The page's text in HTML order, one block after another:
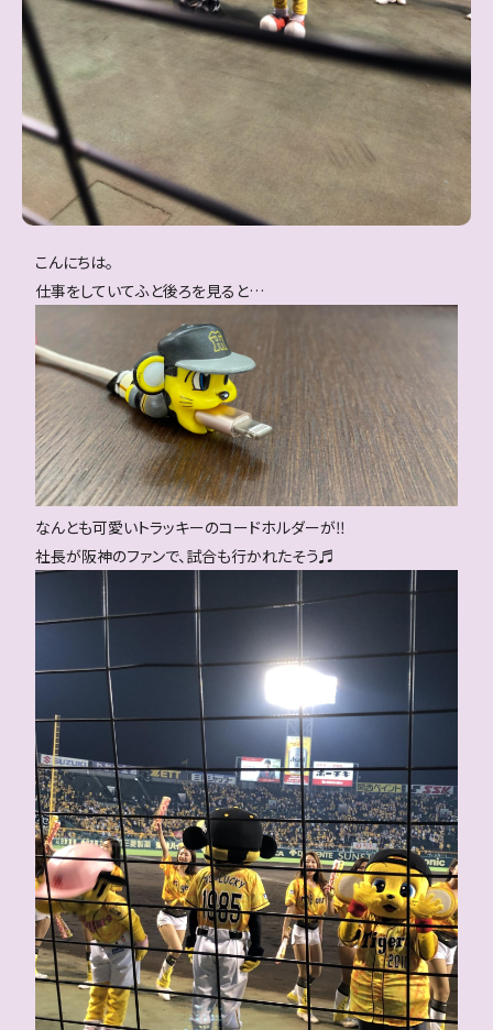
こんにちは。
仕事をしていてふと後ろを見ると…
なんとも可愛いトラッキーのコードホルダーが‼
社長が阪神のファンで、試合も行かれたそう♬